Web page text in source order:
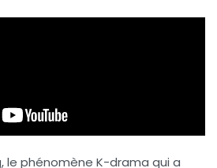
, le phénomène K-drama qui a